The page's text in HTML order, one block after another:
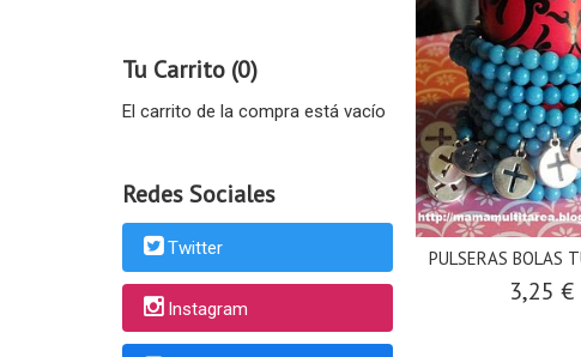
Tu Carrito (0)
El carrito de la compra está vacío
Redes Sociales
Twitter
Instagram
PULSERAS BOLAS
3,25 €